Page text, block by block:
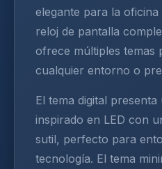
elegante para la
reloj de pantalla
ofrece múltiples temas
cualquier entorno o
El tema digital
inspirado en LED con
sutil, perfecto para
tecnología. El tema